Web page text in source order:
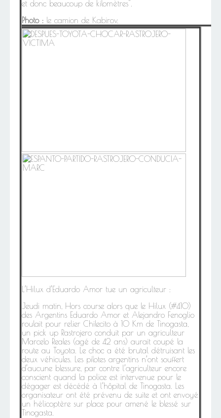
et donc beaucoup de kilomètres".
Photo : le camion de Kabirov.
L’Hilux d’Eduardo Amor tue un agriculteur :
Jeudi matin, Hors course alors que le Hilux (#410)
des Argentins Eduardo Amor et Alejandro Fenoglio
roulait pour relier Chilecito à 10 Km de Tinogasta,
un pick up Rastrojero conduit par un agriculteur
Marcelo Reales (agé de 42 ans) aurait coupé la
route au Toyota. Le choc a été brutal détruisant les
deux véhicules. Les pilotes argentins n’ont souffert
d’aucune blessure, par contre l’agriculteur encore
conscient quand la police est intervenue pour le
dégager est décédé à l’hôpital de Tinogasta. Les
organisateur ont été prévenu de suite et ont envoyé
un hélicoptère sur place pour amené le blessé sur
Tinogasta.